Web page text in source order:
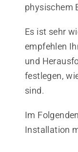
physischem
Es ist sehr
empfehlen
und
festlegen,
sind.
Im
Installation